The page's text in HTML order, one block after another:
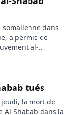
somalienne dans
a permis de
al-
de
tués
jeudi, la mort de
Al-Shabab dans la